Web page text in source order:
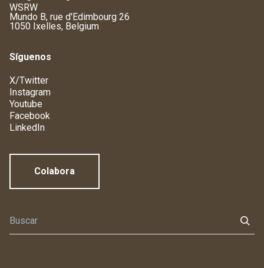
WSRW
Mundo B, rue d'Edimbourg 26
1050 Ixelles, Belgium
Síguenos
X/Twitter
Instagram
Youtube
Facebook
LinkedIn
Colabora